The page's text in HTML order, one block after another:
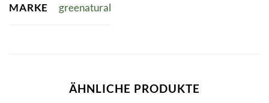
MARKE greenatural
ÄHNLICHE PRODUKTE